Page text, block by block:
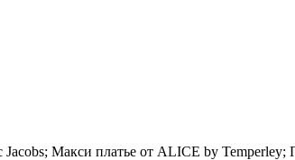
Макси платье от ALICE by Temperley;